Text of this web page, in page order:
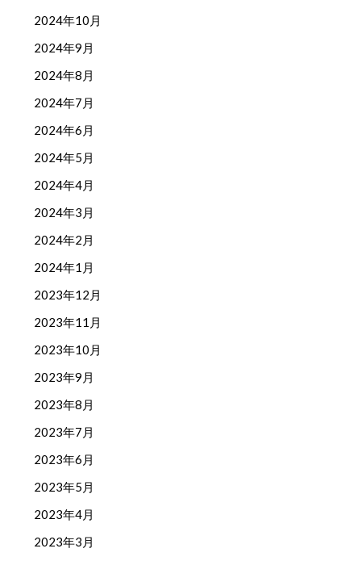
2024年10月
2024年9月
2024年8月
2024年7月
2024年6月
2024年5月
2024年4月
2024年3月
2024年2月
2024年1月
2023年12月
2023年11月
2023年10月
2023年9月
2023年8月
2023年7月
2023年6月
2023年5月
2023年4月
2023年3月